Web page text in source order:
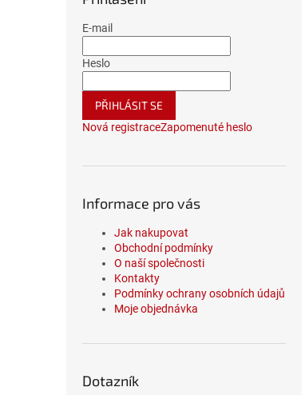
E-mail
Heslo
PŘIHLÁSIT SE
Nová registraceZapomenuté heslo
Informace pro vás
Jak nakupovat
Obchodní podmínky
O naší společnosti
Kontakty
Podmínky ochrany osobních údajů
Moje objednávka
Dotazník